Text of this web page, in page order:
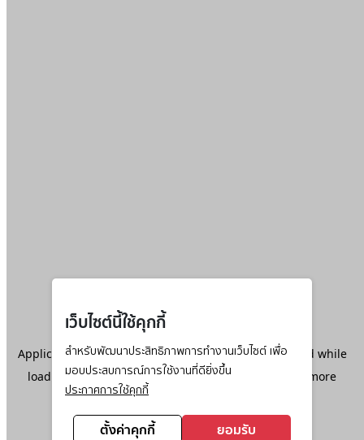
เว็บไซต์นี้ใช้คุกกี้
สำหรับพัฒนาประสิทธิภาพการทำงานเว็บไซต์ เพื่อ
มอบประสบการณ์การใช้งานที่ดียิ่งขึ้น
ประกาศการใช้คุกกี้
ตั้งค่าคุกกี้ ยอมรับ
Application error: aclient-side exception has occurred while
loadingwww.ktc.co.th(see the browser console
for more
information).